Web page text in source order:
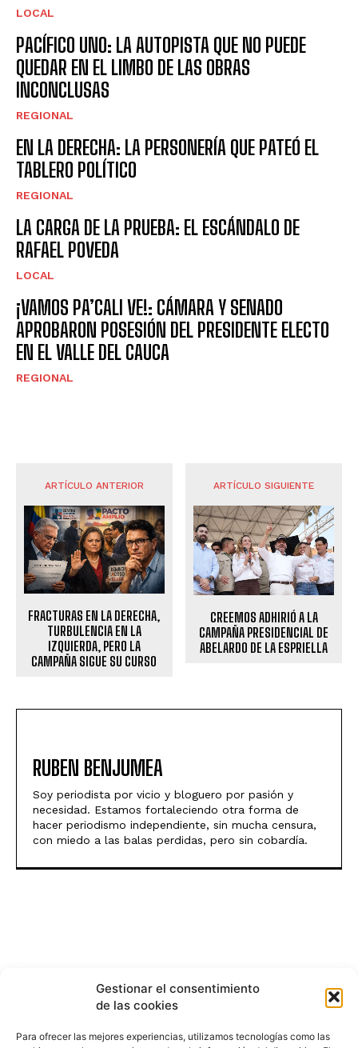
Gestionar el consentimiento
de las cookies
Para ofrecer las mejores experiencias, utilizamos tecnologías como las
LOCAL
PACÍFICO UNO: LA AUTOPISTA QUE NO PUEDE
QUEDAR EN EL LIMBO DE LAS OBRAS
INCONCLUSAS
REGIONAL
EN LA DERECHA: LA PERSONERÍA QUE PATEÓ EL
TABLERO POLÍTICO
REGIONAL
LA CARGA DE LA PRUEBA: EL ESCÁNDALO DE
RAFAEL POVEDA
LOCAL
¡VAMOS PA’CALI VE!: CÁMARA Y SENADO
APROBARON POSESIÓN DEL PRESIDENTE ELECTO
EN EL VALLE DEL CAUCA
REGIONAL
ARTÍCULO ANTERIOR
FRACTURAS EN LA DERECHA,
TURBULENCIA EN LA
IZQUIERDA, PERO LA
CAMPAÑA SIGUE SU CURSO
ARTÍCULO SIGUIENTE
CREEMOS ADHIRIÓ A LA
CAMPAÑA PRESIDENCIAL DE
ABELARDO DE LA ESPRIELLA
RUBEN BENJUMEA
Soy periodista por vicio y bloguero por pasión y
necesidad. Estamos fortaleciendo otra forma de
hacer periodismo independiente, sin mucha censura,
con miedo a las balas perdidas, pero sin cobardía.